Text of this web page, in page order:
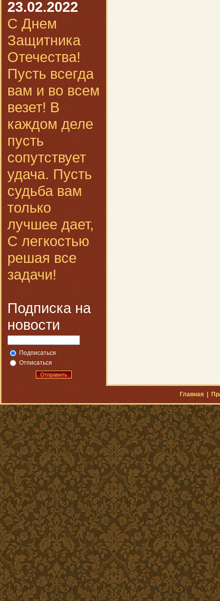
23.02.2022
С Днем
Защитника
Отечества!
Пусть всегда
вам и во всем
везет! В
каждом деле
пусть
сопутствует
удача. Пусть
судьба вам
только
лучшее дает,
С легкостью
решая все
задачи!
Подписка на
новости
Подписаться
Отписаться
Отправить
Главная|